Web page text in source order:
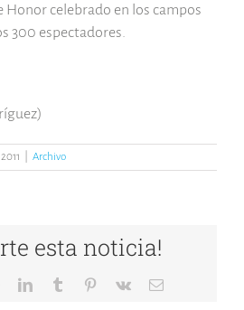
Honor celebrado en los campos
300 espectadores.
Archivo
esta noticia!
LinkedInTumblr Pinterest
Vk
Correo